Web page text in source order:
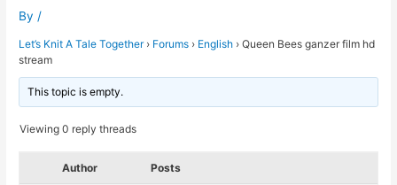
By /
Let’s Knit A Tale Together › Forums › English › Queen Bees ganzer film hd
stream
This topic is empty.
Viewing 0 reply threads
Author Posts